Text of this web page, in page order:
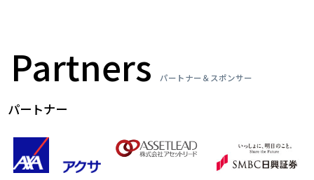
Partners パートナー＆スポンサー
パートナー